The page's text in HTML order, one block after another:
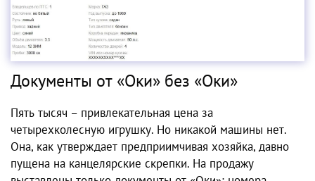
Документы от «Оки» без «Оки»
Пять тысяч – привлекательная цена за
четырехколесную игрушку. Но никакой машины нет.
Она, как утверждает предприимчивая хозяйка, давно
пущена на канцелярские скрепки. На продажу